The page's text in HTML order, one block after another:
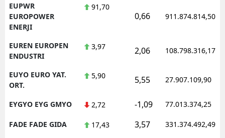
EUPWR
EUROPOWER
ENERJI
91,70
0,66 911.874.814,50
EUREN EUROPEN
ENDUSTRI
3,97 2,06 108.798.316,17
EUYO EURO YAT.
ORT.
5,90 5,55 27.907.109,90
EYGYO EYG GMYO 2,72 -1,09 77.013.374,25
FADE FADE GIDA 17,43 3,57 331.374.492,49